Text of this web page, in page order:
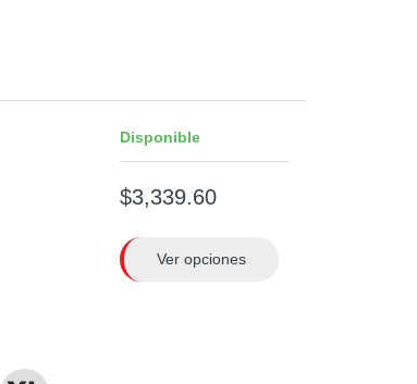
Disponible
$3,339.60
Ver opciones